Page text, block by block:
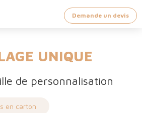
Demande un devis
UNIQUE
de personnalisation
en carton